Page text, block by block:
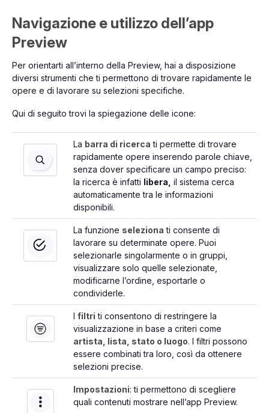
Navigazione e utilizzo dell’app
Preview
Per orientarti all’interno della Preview, hai a disposizione
diversi strumenti che ti permettono di trovare rapidamente le
opere e di lavorare su selezioni specifiche.
Qui di seguito trovi la spiegazione delle icone:
La barra di ricerca ti permette di trovare
rapidamente opere inserendo parole chiave,
senza dover specificare un campo preciso:
la ricerca è infatti libera, il sistema cerca
automaticamente tra le informazioni
disponibili.
La funzione seleziona ti consente di
lavorare su determinate opere. Puoi
selezionarle singolarmente o in gruppi,
visualizzare solo quelle selezionate,
modificarne l’ordine, esportarle o
condividerle.
I filtri ti consentono di restringere la
visualizzazione in base a criteri come
artista, lista, stato o luogo. I filtri possono
essere combinati tra loro, così da ottenere
selezioni precise.
Impostazioni: ti permettono di scegliere
quali contenuti mostrare nell’app Preview.